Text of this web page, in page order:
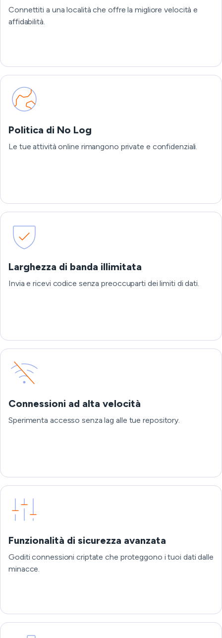
Connettiti a una località che offre la migliore velocità e
affidabilità.
Politica di No Log
Le tue attività online rimangono private e confidenziali.
Larghezza di banda illimitata
Invia e ricevi codice senza preoccuparti dei limiti di dati.
Connessioni ad alta velocità
Sperimenta accesso senza lag alle tue repository.
Funzionalità di sicurezza avanzata
Goditi connessioni criptate che proteggono i tuoi dati dalle
minacce.